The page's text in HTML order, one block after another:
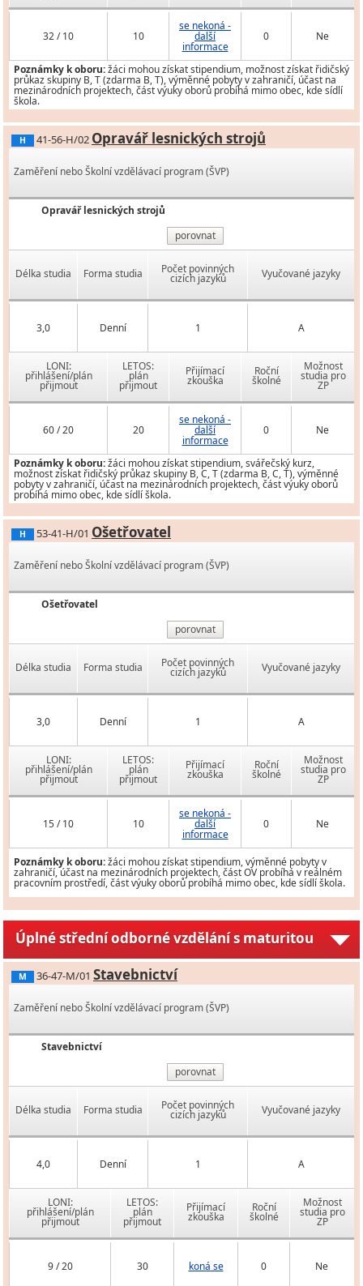
32 / 10 10
se nekoná -
další
informace
0 Ne
Poznámky k oboru:žáci mohou získat stipendium, možnost získat řidičský
průkaz skupiny B, T (zdarma B, T), výměnné pobyty v zahraničí, účast na
mezinárodních projektech, část výuky oborů probíhá mimo obec, kde sídlí
škola.
H 41-56-H/02 Opravář lesnických strojů
Zaměření nebo Školní vzdělávací program (ŠVP)
Opravář lesnických strojů
porovnat
Délka studia Forma studia Počet povinných
cizích jazyků Vyučované jazyky
3,0 Denní 1 A
LONI:
přihlášení/plán
přijmout
LETOS:
plán
přijmout
Přijímací
zkouška
Roční
školné
Možnost
studia pro
ZP
60 / 20 20
se nekoná -
další
informace
0 Ne
Poznámky k oboru:žáci mohou získat stipendium, svářečský kurz,
možnost získat řidičský průkaz skupiny B, C, T (zdarma B, C, T), výměnné
pobyty v zahraničí, účast na mezinárodních projektech, část výuky oborů
probíhá mimo obec, kde sídlí škola.
H 53-41-H/01 Ošetřovatel
Zaměření nebo Školní vzdělávací program (ŠVP)
Ošetřovatel
porovnat
Délka studia Forma studia Počet povinných
cizích jazyků Vyučované jazyky
3,0 Denní 1 A
LONI:
přihlášení/plán
přijmout
LETOS:
plán
přijmout
Přijímací
zkouška
Roční
školné
Možnost
studia pro
ZP
15 / 10 10
se nekoná -
další
informace
0 Ne
Poznámky k oboru:žáci mohou získat stipendium, výměnné pobyty v
zahraničí, účast na mezinárodních projektech, část OV probíhá v reálném
pracovním prostředí, část výuky oborů probíhá mimo obec, kde sídlí škola.
Úplné střední odborné vzdělání s maturitou
M 36-47-M/01 Stavebnictví
Zaměření nebo Školní vzdělávací program (ŠVP)
Stavebnictví
porovnat
Délka studia Forma studia Počet povinných
cizích jazyků Vyučované jazyky
4,0 Denní 1 A
LONI:
přihlášení/plán
přijmout
LETOS:
plán
přijmout
Přijímací
zkouška
Roční
školné
Možnost
studia pro
ZP
9 / 20 30 koná se 0 Ne